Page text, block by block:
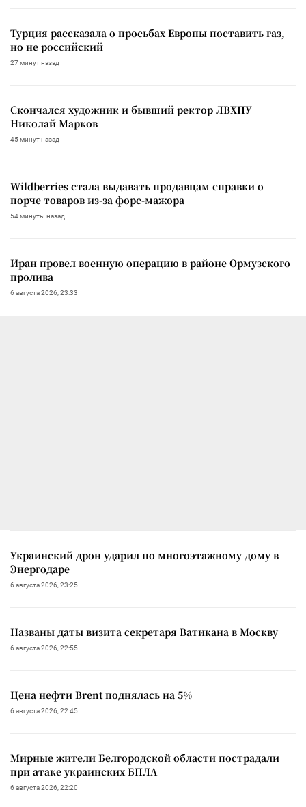
Турция рассказала о просьбах Европы поставить газ,
но не российский
27 минут назад
Скончался художник и бывший ректор ЛВХПУ
Николай Марков
45 минут назад
Wildberries стала выдавать продавцам справки о
порче товаров из-за форс-мажора
54 минуты назад
Иран провел военную операцию в районе Ормузского
пролива
6 августа 2026, 23:33
Украинский дрон ударил по многоэтажному дому в
Энергодаре
6 августа 2026, 23:25
Названы даты визита секретаря Ватикана в Москву
6 августа 2026, 22:55
Цена нефти Brent поднялась на 5%
6 августа 2026, 22:45
Мирные жители Белгородской области пострадали
при атаке украинских БПЛА
6 августа 2026, 22:20